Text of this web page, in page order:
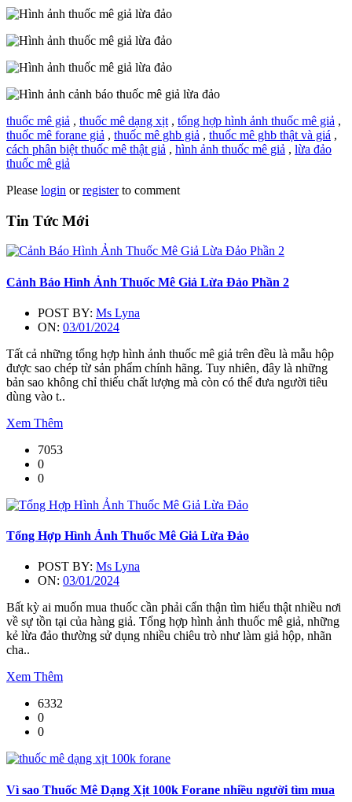
thuốc mê giả , thuốc mê dạng xịt , tổng hợp hình ảnh thuốc mê giả ,
thuốc mê forane giả , thuốc mê ghb giả , thuốc mê ghb thật và giá ,
cách phân biệt thuốc mê thật giả , hình ảnh thuốc mê giả , lừa đảo
thuốc mê giả
Please login orregisterto comment
Tin Tức Mới
Cảnh Báo Hình Ảnh Thuốc Mê Giả Lừa Đảo Phần 2
POST BY: Ms Lyna
ON: 03/01/2024
Tất cả những tổng hợp hình ảnh thuốc mê giả trên đều là mẫu hộp
được sao chép từ sản phẩm chính hãng. Tuy nhiên, đây là những
bản sao không chỉ thiếu chất lượng mà còn có thể đưa người tiêu
dùng vào t..
Xem Thêm
7053
0
0
Tổng Hợp Hình Ảnh Thuốc Mê Giả Lừa Đảo
POST BY: Ms Lyna
ON: 03/01/2024
Bất kỳ ai muốn mua thuốc cần phải cẩn thận tìm hiểu thật nhiều nơi
về sự tồn tại của hàng giả. Tổng hợp hình ảnh thuốc mê giả, những
kẻ lừa đảo thường sử dụng nhiều chiêu trò như làm giả hộp, nhãn
cha..
Xem Thêm
6332
0
0
Vì sao Thuốc Mê Dạng Xịt 100k Forane nhiều người tìm mua